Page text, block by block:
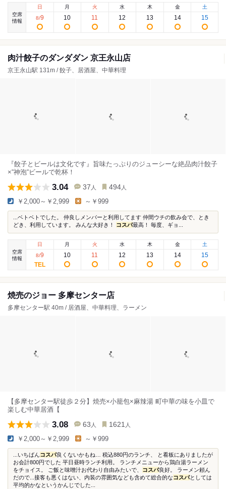
空席
情報
日
8/9
月
10
火
11
水
12
木
13
金
14
土
15
肉汁餃子のダンダダン 京王永山店
京王永山駅 131m / 餃子、居酒屋、中華料理
『餃子とビールは文化です』旨味たっぷりのジューシーな絶品肉汁餃子
×“神泡“ビールで乾杯！
3.04 37 人 494 人
￥2,000～￥2,999 ～￥999
...ベトベトでした。 仲良しメンバーと利用してます 仲間ウチの飲み会で、とき
どき、利用しています。 みんな大好き！ コスパ最高！ 毎度、ギョ...
空席
情報
日
8/9
月
10
火
11
水
12
木
13
金
14
土
15
焼売のジョー 多摩センター店
多摩センター駅 40m / 居酒屋、中華料理、ラーメン
【多摩センター駅徒歩２分】焼売×小籠包×麻辣湯 町中華の味を小皿で
楽しむ中華居酒【
3.08 63 人 1621 人
￥2,000～￥2,999 ～￥999
...いちばんコスパ良くないかもね… 税込880円のランチ、 と看板にありましたが
お会計800円でした 平日昼時ランチ利用。 ランチメニューから鶏白湯ラーメン
をチョイス。 ご飯と味噌汁お代わり自由みたいで、 コスパ良好。 ラーメン頼ん
だので...接客も悪くはない、内装の雰囲気なども含めて総合的なコスパとしては
平均的かなというかんじでした...